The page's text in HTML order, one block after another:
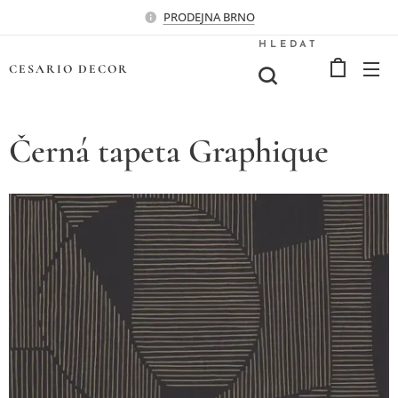
PRODEJNA BRNO
CESARIO DECOR
HLEDAT
Černá tapeta Graphique